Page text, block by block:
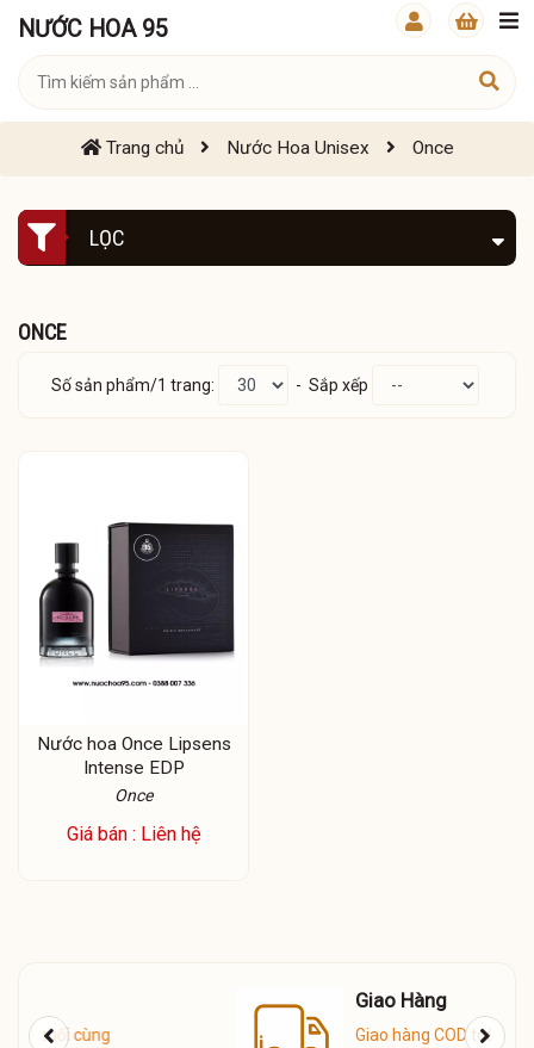
NƯỚC HOA 95
Trang chủ Nước Hoa Unisex Once
LỌC
ONCE
Số sản phẩm/1 trang: - Sắp xếp
Nước hoa Once Lipsens
Intense EDP
Once
Giá bán : Liên hệ
Giao Hàng
Giao hàng COD toàn quốc